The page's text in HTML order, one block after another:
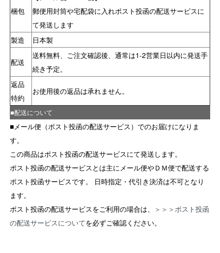
梱包
郵便用封筒や宅配袋に入れポスト投函の配送サービスに
て発送します
製造
日本製
配送
送料無料、ご注文確認後、通常は1-2営業日以内に発送手
続き予定。
返品
特約
お使用後の返品は承れません。
■配送について
■メール便（ポスト投函の配送サービス）でのお届けになりま
す。
この商品はポスト投函の配送サービスにて発送します。
ポスト投函の配送サービスとは主にメール便やＤＭ便で配送する
ポスト投函サービスです。 日時指定・代引き決済は不可となり
ます。
ポスト投函の配送サービスをご利用の場合は、
＞＞＞ポスト投函
の配送サービスについてを必ずご確認ください。